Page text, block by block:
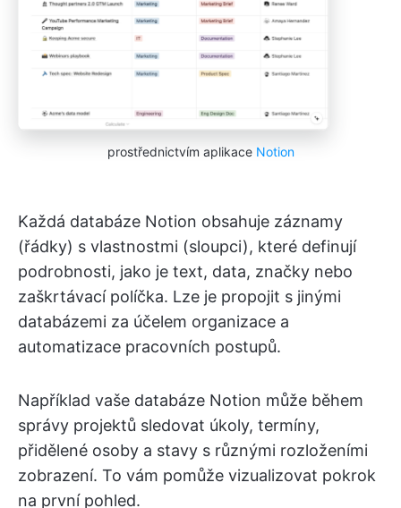
prostřednictvím aplikace Notion
Každá databáze Notion obsahuje záznamy
(řádky) s vlastnostmi (sloupci), které definují
podrobnosti, jako je text, data, značky nebo
zaškrtávací políčka. Lze je propojit s jinými
databázemi za účelem organizace a
automatizace pracovních postupů.
Například vaše databáze Notion může během
správy projektů sledovat úkoly, termíny,
přidělené osoby a stavy s různými rozloženími
zobrazení. To vám pomůže vizualizovat pokrok
na první pohled.